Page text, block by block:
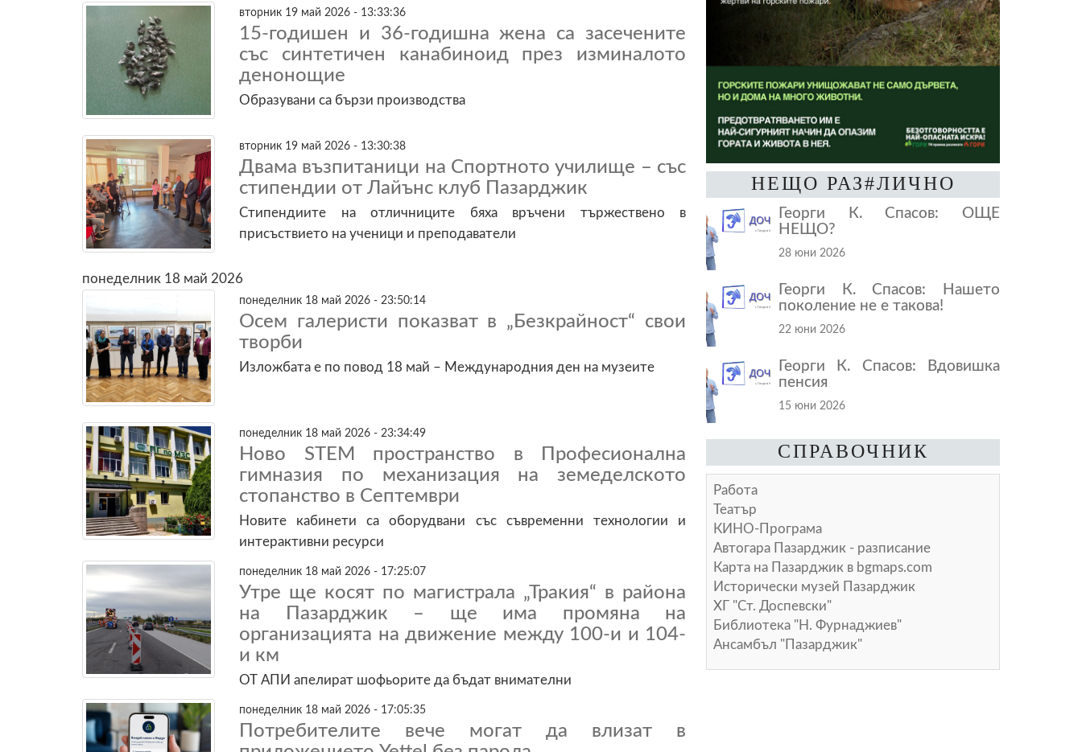
вторник 19 май 2026 - 13:33:36
15-годишен и 36-годишна жена са засечените
със синтетичен канабиноид през изминалото
денонощие
Образувани са бързи производства
вторник 19 май 2026 - 13:30:38
Двама възпитаници на Спортното училище – със
стипендии от Лайънс клуб Пазарджик
Стипендиите на отличниците бяха връчени тържествено в
присъствието на ученици и преподаватели
понеделник 18 май 2026
понеделник 18 май 2026 - 23:50:14
Осем галеристи показват в „Безкрайност“ свои
творби
Изложбата е по повод 18 май – Международния ден на музеите
понеделник 18 май 2026 - 23:34:49
Ново STEM пространство в Професионална
гимназия по механизация на земеделското
стопанство в Септември
Новите кабинети са оборудвани със съвременни технологии и
интерактивни ресурси
понеделник 18 май 2026 - 17:25:07
Утре ще косят по магистрала „Тракия“ в района
на Пазарджик – ще има промяна на
организацията на движение между 100-и и 104-
и км
ОТ АПИ апелират шофьорите да бъдат внимателни
понеделник 18 май 2026 - 17:05:35
Потребителите вече могат да влизат в
НЕЩО РАЗ#ЛИЧНО
Георги К. Спасов: ОЩЕ
НЕЩО?
28 юни 2026
Георги К. Спасов: Нашето
поколение не е такова!
22 юни 2026
Георги К. Спасов: Вдовишка
пенсия
15 юни 2026
СПРАВОЧНИК
Работа
Театър
КИНО-Програма
Автогара Пазарджик - разписание
Карта на Пазарджик в bgmaps.com
Исторически музей Пазарджик
ХГ "Ст. Доспевски"
Библиотека "Н. Фурнаджиев"
Ансамбъл "Пазарджик"